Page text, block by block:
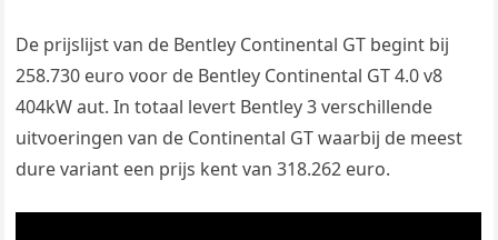
De prijslijst van de Bentley Continental GT begint bij
258.730 euro voor de Bentley Continental GT 4.0 v8
404kW aut. In totaal levert Bentley 3 verschillende
uitvoeringen van de Continental GT waarbij de meest
dure variant een prijs kent van 318.262 euro.